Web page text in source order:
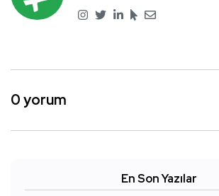
0 yorum
En Son Yazılar